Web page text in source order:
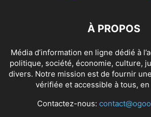
À PROPOS
Média d’information en ligne dédié à
politique, société, économie, culture,
divers. Notre mission est de fournir
vérifiée et accessible à tous,
Contactez-nous: